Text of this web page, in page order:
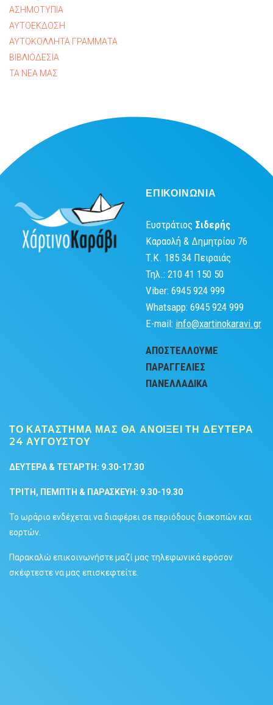
ΑΣΗΜΟΤΥΠΙΑ
ΑΥΤΟΕΚΔΟΣΗ
ΑΥΤΟΚΟΛΛΗΤΑ ΓΡΑΜΜΑΤΑ
ΒΙΒΛΙΟΔΕΣΙΑ
ΤΑ ΝΕΑ ΜΑΣ
ΕΠΙΚΟΙΝΩΝΙΑ
Ευστράτιος Σιδερής
Καραολή & Δημητρίου 76
T.K. 185 34 Πειραιάς
Τηλ.: 210 41 150 50
Viber: 6945 924 999
Whatsapp: 6945 924 999
Ε-mail: info@xartinokaravi.gr
ΑΠΟΣΤΕΛΛΟΥΜΕ
ΠΑΡΑΓΓΕΛΙΕΣ
ΠΑΝΕΛΛΑΔΙΚA
ΤΟ ΚΑΤΑΣΤΗΜΑ ΜΑΣ ΘΑ ΑΝΟΙΞΕΙ ΤΗ ΔΕΥΤΕΡΑ
24 ΑΥΓΟΥΣΤΟΥ
ΔΕΥΤΕΡΑ & TETAΡΤΗ: 9.30-17.30
ΤΡΙΤΗ, ΠΕΜΠΤΗ & ΠΑΡΑΣΚΕΥΗ: 9.30-19.30
Το ωράριο ενδέχεται να διαφέρει σε περιόδους διακοπών και
εορτών.
Παρακαλώ επικοινωνήστε μαζί μας τηλεφωνικά εφόσον
σκέφτεστε να μας επισκεφτείτε.